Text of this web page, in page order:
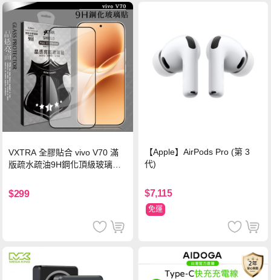
VXTRA 全膠貼合 vivo V70 滿
版疏水疏油9H鋼化頂級玻璃貼
$299
【Apple】AirPods Pro (第 3
代)
$7,115
免運